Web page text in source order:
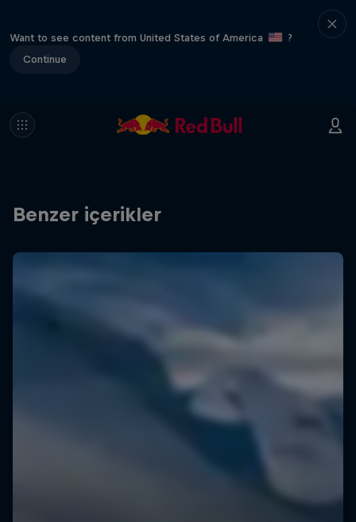
Want to see content from United States of America
?
Continue
Benzer içerikler